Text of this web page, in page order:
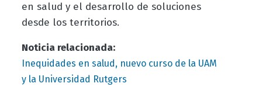
en salud y el desarrollo de soluciones
desde los territorios.
Noticia relacionada:
Inequidades en salud, nuevo curso de la UAM
y la Universidad Rutgers